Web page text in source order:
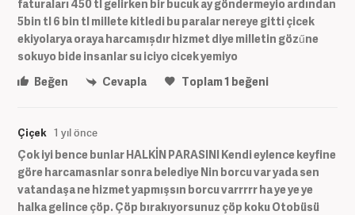
faturaları 450 tl gelirken bir bucuk ay göndermeyio ardından
5bin tl 6 bin tl millete kitledi bu paralar nereye gitti çicek
ekiyolarya oraya harcamıșdır hizmet diye milletin gözűne
sokuyo bide insanlar su iciyo cicek yemiyo
Beğen
Cevapla Toplam1 beğeni
Çiçek 1 yıl önce
Çok iyi bence bunlar HALKİN PARASINI Kendi eylence keyfine
göre harcamasnlar sonra belediye Nin borcu var yada sen
vatandaşa ne hizmet yapmışsın borcu varrrrr ha ye ye ye
halka gelince çöp. Çöp bırakıyorsunuz çöp koku Otobüsü